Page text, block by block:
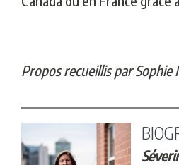
Propos recueillis par Sophie